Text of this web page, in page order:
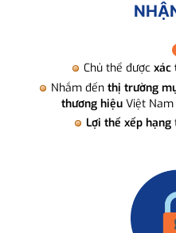
Chủ thể được xác
Nhắm đến thị trường
thương hiệuViệt Nam
Lợi thế xếp hạng